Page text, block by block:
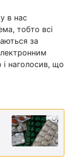
в нас
тобто всі
за
і наголосив, що